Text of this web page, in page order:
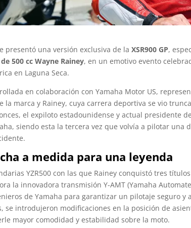
presentó una versión exclusiva de laXSR900 GP,
500 cc Wayne Rainey, en un emotivo evento
en Laguna Seca.
en colaboración con Yamaha Motor US,
la marca y Rainey, cuya carrera deportiva se vio
el expiloto estadounidense y actual presidente
siendo esta la tercera vez que volvía a pilotar una
a medida para una leyenda
YZR500 con las que Rainey conquistó tres
la innovadora transmisión Y-AMT (Yamaha
de Yamaha para garantizar un pilotaje seguro y
se introdujeron modificaciones en la posición de
mayor comodidad y estabilidad sobre la moto.